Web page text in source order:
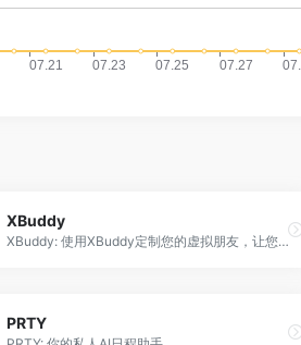
XBuddy
XBuddy: 使用XBuddy定制您的虚拟朋友，让您的梦想伙伴与您并肩而行。
PRTY